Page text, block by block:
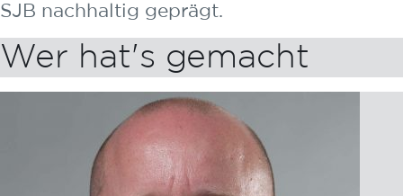
SJB nachhaltig geprägt.
Wer hat's gemacht